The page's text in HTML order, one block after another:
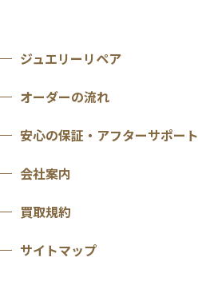
ジュエリーリペア
オーダーの流れ
安心の保証・アフターサポート
会社案内
買取規約
サイトマップ